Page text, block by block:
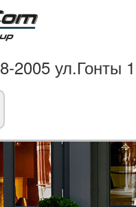
2005 ул.Гонты 1